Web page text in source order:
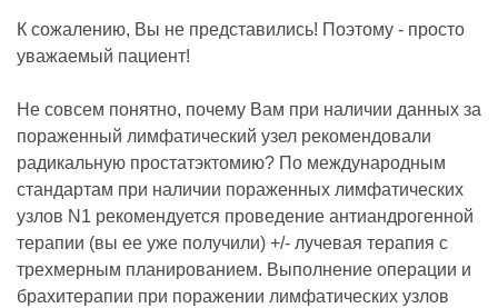
К сожалению, Вы не представились! Поэтому - просто
уважаемый пациент!
Не совсем понятно, почему Вам при наличии данных за
пораженный лимфатический узел рекомендовали
радикальную простатэктомию? По международным
стандартам при наличии пораженных лимфатических
узлов N1 рекомендуется проведение антиандрогенной
терапии (вы ее уже получили) +/- лучевая терапия с
трехмерным планированием. Выполнение операции и
брахитерапии при поражении лимфатических узлов